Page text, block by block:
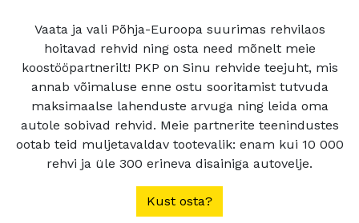
Vaata ja vali Põhja-Euroopa suurimas rehvilaos
hoitavad rehvid ning osta need mõnelt meie
koostööpartnerilt! PKP on Sinu rehvide teejuht, mis
annab võimaluse enne ostu sooritamist tutvuda
maksimaalse lahenduste arvuga ning leida oma
autole sobivad rehvid. Meie partnerite teenindustes
ootab teid muljetavaldav tootevalik: enam kui 10 000
rehvi ja üle 300 erineva disainiga autovelje.
Kust osta?